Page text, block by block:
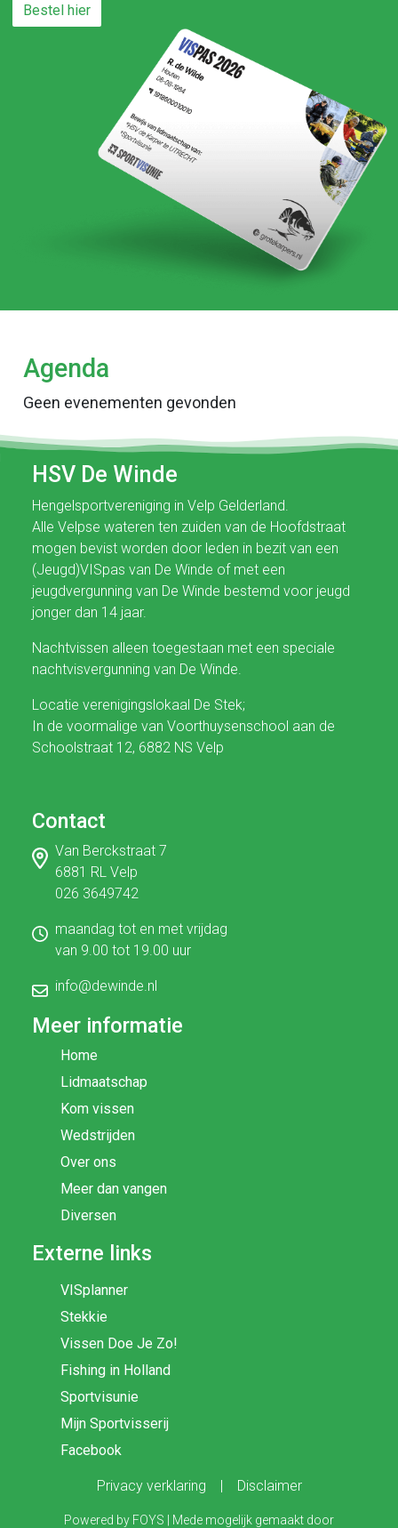
Bestel hier
Agenda
Geen evenementen gevonden
HSV De Winde
Hengelsportvereniging in Velp Gelderland.
Alle Velpse wateren ten zuiden van de Hoofdstraat
mogen bevist worden door leden in bezit van een
(Jeugd)VISpas van De Winde of met een
jeugdvergunning van De Winde bestemd voor jeugd
jonger dan 14 jaar.
Nachtvissen alleen toegestaan met een speciale
nachtvisvergunning van De Winde.
Locatie verenigingslokaal De Stek;
In de voormalige van Voorthuysenschool aan de
Schoolstraat 12, 6882 NS Velp
Contact
Van Berckstraat 7
6881 RL Velp
026 3649742
maandag tot en met vrijdag
van 9.00 tot 19.00 uur
info@dewinde.nl
Meer informatie
Home
Lidmaatschap
Kom vissen
Wedstrijden
Over ons
Meer dan vangen
Diversen
Externe links
VISplanner
Stekkie
Vissen Doe Je Zo!
Fishing in Holland
Sportvisunie
Mijn Sportvisserij
Facebook
Privacy verklaring | Disclaimer
Powered by FOYS | Mede mogelijk gemaakt door